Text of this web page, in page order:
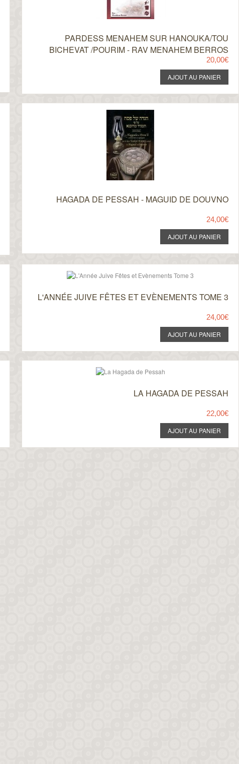
PARDESS MENAHEM SUR HANOUKA/TOU
BICHEVAT /POURIM - RAV MENAHEM BERROS
20,00€
HAGADA DE PESSAH - MAGUID DE DOUVNO
24,00€
L'ANNÉE JUIVE FÊTES ET EVÈNEMENTS TOME 3
24,00€
LA HAGADA DE PESSAH
22,00€